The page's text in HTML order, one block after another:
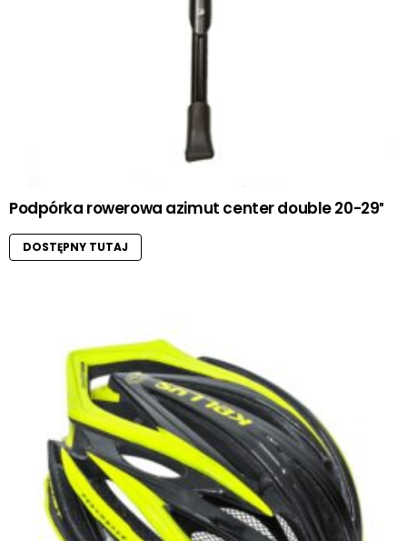
Podpórka rowerowa azimut center double 20-29″
DOSTĘPNY TUTAJ